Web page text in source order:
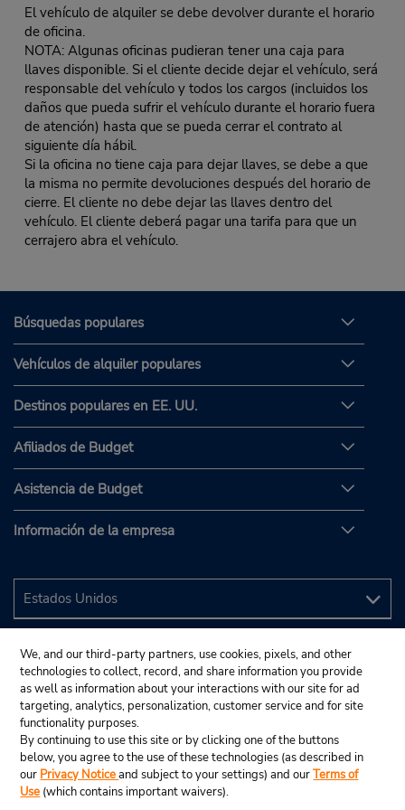
El vehículo de alquiler se debe devolver durante el horario
de oficina.
NOTA: Algunas oficinas pudieran tener una caja para
llaves disponible. Si el cliente decide dejar el vehículo, será
responsable del vehículo y todos los cargos (incluidos los
daños que pueda sufrir el vehículo durante el horario fuera
de atención) hasta que se pueda cerrar el contrato al
siguiente día hábil.
Si la oficina no tiene caja para dejar llaves, se debe a que
la misma no permite devoluciones después del horario de
cierre. El cliente no debe dejar las llaves dentro del
vehículo. El cliente deberá pagar una tarifa para que un
cerrajero abra el vehículo.
Búsquedas populares
Vehículos de alquiler populares
Destinos populares en EE. UU.
Afiliados de Budget
Asistencia de Budget
Información de la empresa
We, and our third-party partners, use cookies, pixels, and other
technologies to collect, record, and share information you provide
as well as information about your interactions with our site for ad
targeting, analytics, personalization, customer service and for site
functionality purposes.
By continuing to use this site or by clicking one of the buttons
below, you agree to the use of these technologies (as described in
our Privacy Noticeand subject to your settings) and ourTerms of
Use (which contains important waivers).